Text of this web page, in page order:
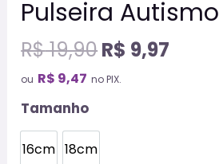
Pulseira Autismo
R$19,90R$ 9,97
ou R$ 9,47 no PIX.
Tamanho
16cm 18cm